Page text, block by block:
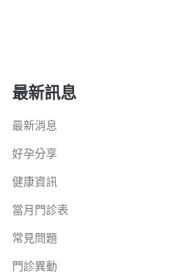
最新訊息
最新消息
好孕分享
健康資訊
當月門診表
常見問題
門診異動